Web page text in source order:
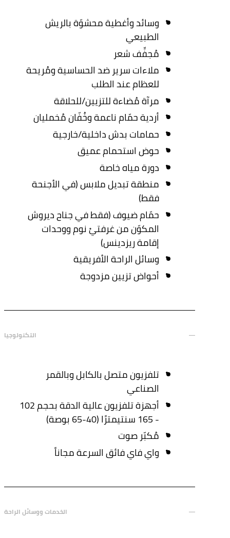
وسائد وأغطية محشوّة بالريش
الطبيعي
مُجفِّف شعر
ملاءات سرير ضد الحساسية ومُريحة
للعظام عند الطلب
مرآة مُضاءة للتزيين/للحلاقة
أردية حمّام ناعمة وخُفّان مُخمليان
حمامات بدش داخلية/خارجية
حوض استحمام عميق
دورة مياه خاصة
منطقة تبديل ملابس (في الأجنحة
فقط)
حمّام ضيوف (فقط في جناح ديروش
المكوّن من غرفتيْ نوم ووحدات
إقامة ريزدينس)
وسائل الراحة الأفريقية
أحواض تزيين مزدوجة
التكنولوجيا
تلفزيون متصل بالكابل وبالقمر
الصناعي
أجهزة تلفزيون عالية الدقة بحجم 102
- 165 سنتيمترًا (40-65 بوصة)
مُكبّر صوت
واي فاي فائق السرعة مجاناً
الخدمات ووسائل الراحة